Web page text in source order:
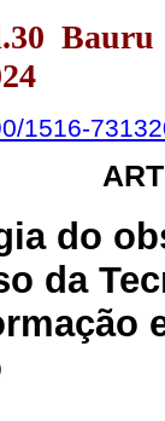
Bauru
1516-
do
da